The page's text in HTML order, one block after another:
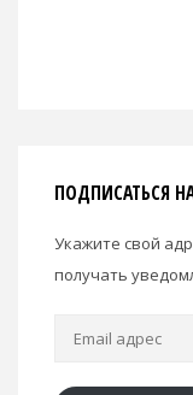
ПОДПИСАТЬСЯ
Укажите свой
получать
Email